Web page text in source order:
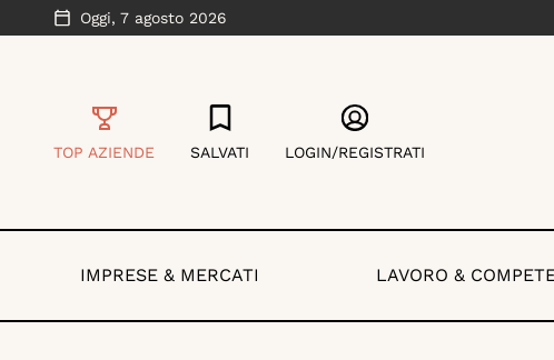
Oggi, 7 agosto 2026
TOP AZIENDE SALVATI LOGIN/REGISTRATI
IMPRESE & MERCATI LAVORO &